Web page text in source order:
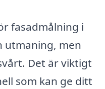
fasadmålning i
utmaning, men
Det är viktigt
som kan ge ditt